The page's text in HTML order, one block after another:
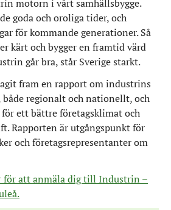
motorn i vårt samhällsbygge.
goda och oroliga tider, och
för kommande generationer. Så
kärt och bygger en framtid värd
går bra, står Sverige starkt.
fram en rapport om industrins
regionalt och nationellt, och
ett bättre företagsklimat och
Rapporten är utgångspunkt för
och företagsrepresentanter om
för att anmäla dig till Industrin –